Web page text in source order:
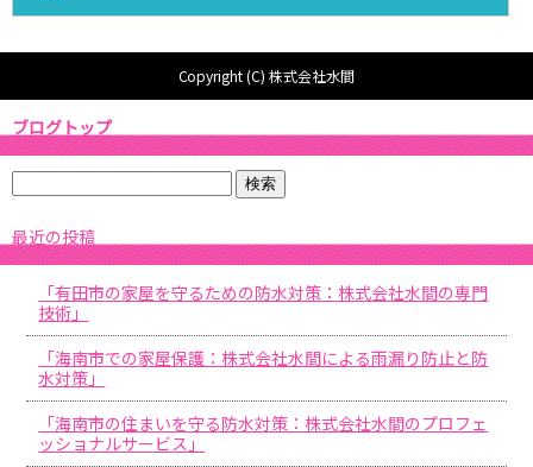
Copyright (C) 株式会社水間
ブログトップ
最近の投稿
「有田市の家屋を守るための防水対策：株式会社水間の専門
技術」
「海南市での家屋保護：株式会社水間による雨漏り防止と防
水対策」
「海南市の住まいを守る防水対策：株式会社水間のプロフェ
ッショナルサービス」